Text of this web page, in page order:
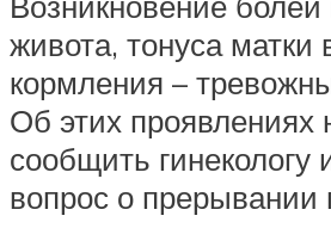
живота, тонуса матки
кормления –
Об этих проявлениях
сообщить гинекологу
вопрос о прерывании